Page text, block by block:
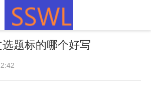
题标的哪个好写